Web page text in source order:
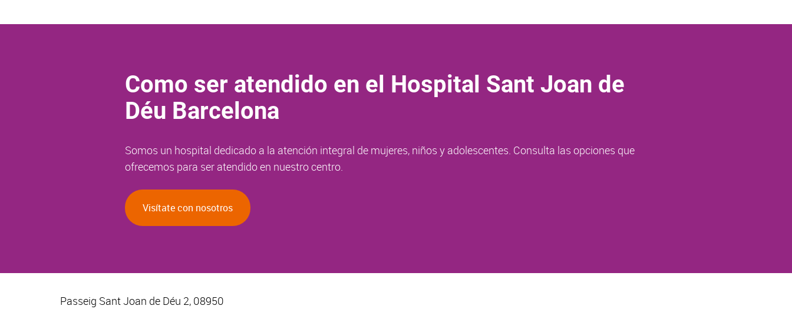
Como ser atendido en el Hospital Sant Joan de
Déu Barcelona
Somos un hospital dedicado a la atención integral de mujeres, niños y adolescentes. Consulta las opciones que
ofrecemos para ser atendido en nuestro centro.
Visítate con nosotros
Passeig Sant Joan de Déu 2, 08950